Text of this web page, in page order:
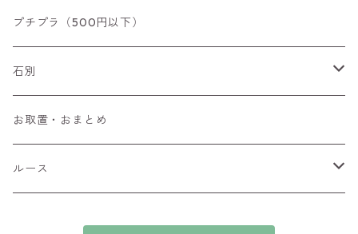
リング
ペンダントトップ
ブローチ
チャーム
プチプラ（500円以下）
石別
アイオライト
アウイナイト
お取置・おまとめ
ルース